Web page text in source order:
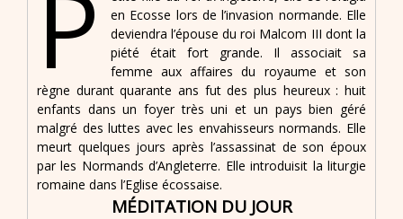
en Ecosse lors de l’invasion normande. Elle
deviendra l’épouse du roi Malcom III dont la
piété était fort grande. Il associait sa
femme aux affaires du royaume et son
règne durant quarante ans fut des plus heureux : huit
enfants dans un foyer très uni et un pays bien géré
malgré des luttes avec les envahisseurs normands. Elle
meurt quelques jours après l’assassinat de son époux
par les Normands d’Angleterre. Elle introduisit la liturgie
romaine dans l’Eglise écossaise.
MÉDITATION DU JOUR